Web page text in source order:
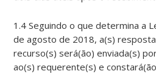
1.4 Seguindo o que determina a
de agosto de 2018, a(s)
recurso(s) será(ão) enviada(s)
ao(s) requerente(s) e